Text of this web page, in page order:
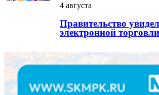
4 августа
Правительство
электронной